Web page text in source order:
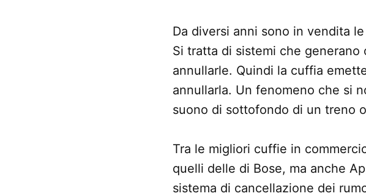
Da diversi anni sono in vendita
Si tratta di sistemi che
annullarle. Quindi la cuffia
annullarla. Un fenomeno che si
suono di sottofondo di un treno
Tra le migliori cuffie in
quelli delle di Bose, ma anche
sistema di cancellazione dei